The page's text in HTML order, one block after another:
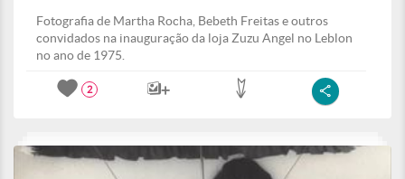
Fotografia de Martha Rocha, Bebeth Freitas e outros
convidados na inauguração da loja Zuzu Angel no Leblon
no ano de 1975.
2